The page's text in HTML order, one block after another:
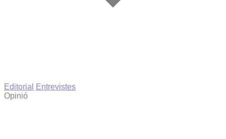
Editorial
Entrevistes
Opinió